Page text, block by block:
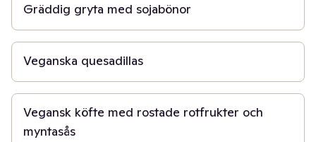
Gräddig gryta med sojabönor
20 min
Veganska quesadillas
40 min
Vegansk köfte med rostade rotfrukter och
myntasås